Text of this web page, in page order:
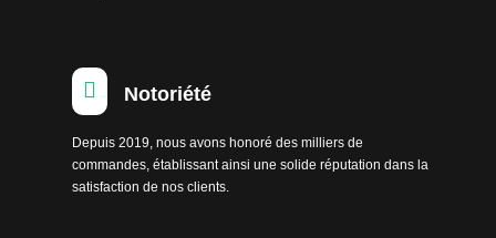
 Notoriété
Depuis 2019, nous avons honoré des milliers de
commandes, établissant ainsi une solide réputation dans la
satisfaction de nos clients.